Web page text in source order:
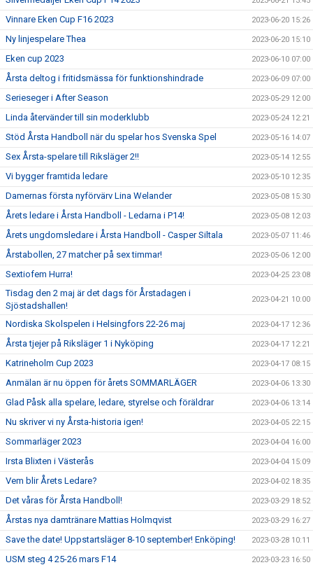
Vinnare Eken Cup F16 2023 2023-06-20 15:26
Ny linjespelare Thea 2023-06-20 15:10
Eken cup 2023 2023-06-10 07:00
Årsta deltog i fritidsmässa för funktionshindrade 2023-06-09 07:00
Serieseger i After Season 2023-05-29 12:00
Linda återvänder till sin moderklubb 2023-05-24 12:21
Stöd Årsta Handboll när du spelar hos Svenska Spel 2023-05-16 14:07
Sex Årsta-spelare till Riksläger 2!! 2023-05-14 12:55
Vi bygger framtida ledare 2023-05-10 12:35
Damernas första nyförvärv Lina Welander 2023-05-08 15:30
Årets ledare i Årsta Handboll - Ledarna i P14! 2023-05-08 12:03
Årets ungdomsledare i Årsta Handboll - Casper Siltala 2023-05-07 11:46
Årstabollen, 27 matcher på sex timmar! 2023-05-06 12:00
Sextiofem Hurra! 2023-04-25 23:08
Tisdag den 2 maj är det dags för Årstadagen i
Sjöstadshallen!
2023-04-21 10:00
Nordiska Skolspelen i Helsingfors 22-26 maj 2023-04-17 12:36
Årsta tjejer på Riksläger 1 i Nyköping 2023-04-17 12:21
Katrineholm Cup 2023 2023-04-17 08:15
Anmälan är nu öppen för årets SOMMARLÄGER 2023-04-06 13:30
Glad Påsk alla spelare, ledare, styrelse och föräldrar 2023-04-06 13:14
Nu skriver vi ny Årsta-historia igen! 2023-04-05 22:15
Sommarläger 2023 2023-04-04 16:00
Irsta Blixten i Västerås 2023-04-04 15:09
Vem blir Årets Ledare? 2023-04-02 18:35
Det våras för Årsta Handboll! 2023-03-29 18:52
Årstas nya damtränare Mattias Holmqvist 2023-03-29 16:27
Save the date! Uppstartsläger 8-10 september! Enköping! 2023-03-28 10:11
USM steg 4 25-26 mars F14 2023-03-23 16:50